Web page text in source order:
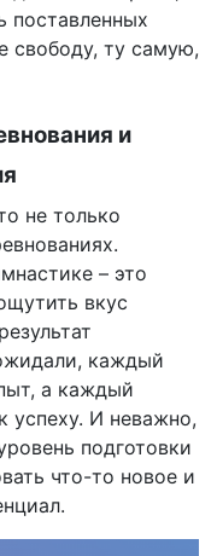
поставленных
свободу, ту самую,
и
не только
– это
вкус
каждый
а каждый
успеху. И неважно,
подготовки
что-то новое и